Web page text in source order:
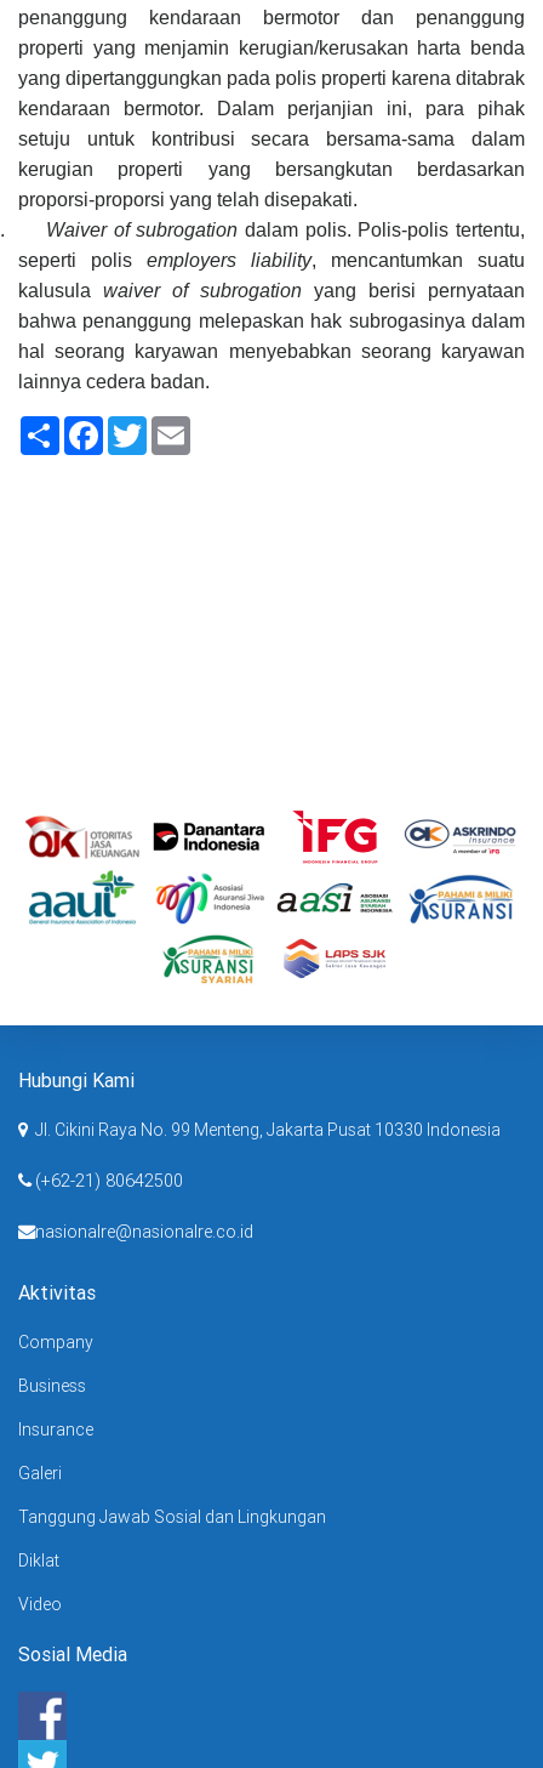
penanggung kendaraan bermotor dan penanggung
properti yang menjamin kerugian/kerusakan harta benda
yang dipertanggungkan pada polis properti karena ditabrak
kendaraan bermotor.
Dalam perjanjian ini, para pihak
setuju untuk kontribusi secara bersama-sama dalam
kerugian properti yang bersangkutan berdasarkan
proporsi-proporsi yang telah disepakati.
Waiver of subrogation dalam polis. Polis-polis tertentu,
seperti polis employers liability, mencantumkan suatu
kalusula waiver of subrogation yang berisi pernyataan
bahwa penanggung melepaskan hak subrogasinya dalam
hal seorang karyawan menyebabkan seorang karyawan
lainnya cedera badan.
ShareFacebook
Twitter
Hubungi Kami
Jl. Cikini Raya No. 99 Menteng, Jakarta Pusat 10330 Indonesia
(+62-21) 80642500
nasionalre@nasionalre.co.id
Aktivitas
Company
Business
Insurance
Galeri
Tanggung Jawab Sosial dan Lingkungan
Diklat
Video
Sosial Media